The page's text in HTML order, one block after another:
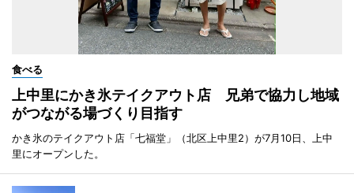
食べる
上中里にかき氷テイクアウト店 兄弟で協力し地域
がつながる場づくり目指す
かき氷のテイクアウト店「七福堂」（北区上中里2）が7月10日、上中
里にオープンした。